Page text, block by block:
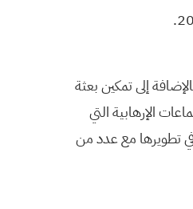
إلى تمكين بعثة
الإرهابية التي
تطويرها مع عدد من